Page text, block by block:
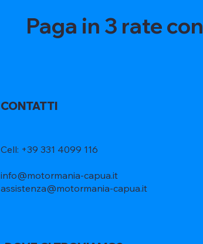
Paga in 3 rate con
CONTATTI
Cell: +39 331 4099 116
info@motormania-capua.it
assistenza@motormania-capua.it